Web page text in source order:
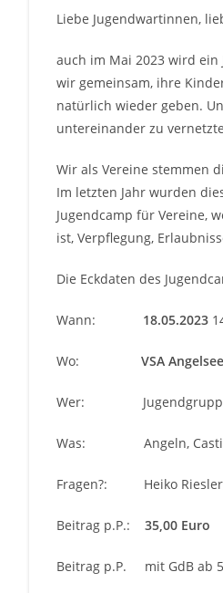
Liebe Jugendwartinnen,
auch im Mai 2023 wird ein
wir gemeinsam, ihre
natürlich wieder geben.
untereinander zu
Wir als Vereine stemmen
Im letzten Jahr wurden
Jugendcamp für Vereine,
ist, Verpflegung,
Die Eckdaten des
Wann: 18.05.2023
Wo: VSA
Wer: Jugendgruppen
Was: Angeln, Casting
Fragen?: Heiko
Beitrag p.P.: 35,00 Euro
Beitrag p.P. mit GdB ab